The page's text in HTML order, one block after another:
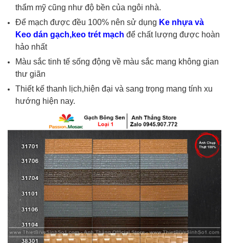
thẩm mỹ cũng như độ bền của ngôi nhà.
Để mạch được đều 100% nên sử dụng Ke nhựa và
Keo dán gạch,keo trét mạch để chất lượng được hoàn
hảo nhất
Màu sắc tinh tế sống động về màu sắc mang không gian
thư giãn
Thiết kế thanh lịch,hiện đại và sang trọng mang tính xu
hướng hiện nay.